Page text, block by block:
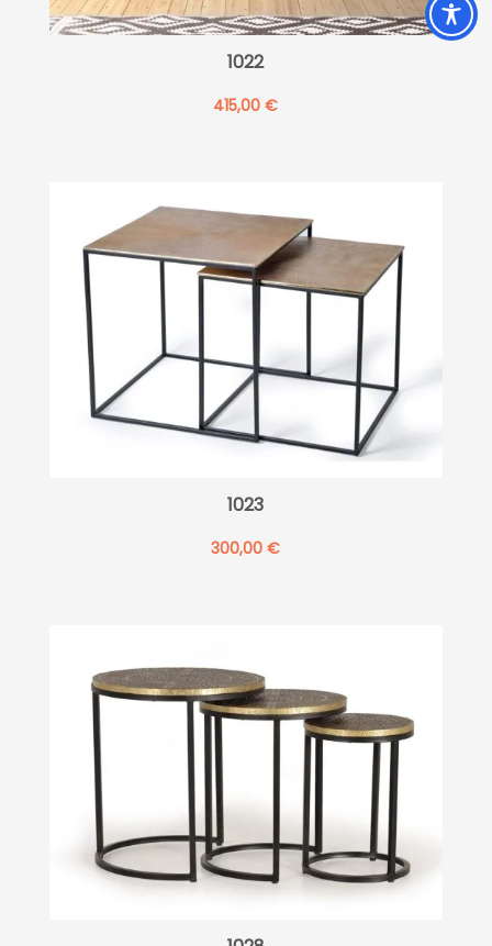
1022
415,00€
1023
300,00€